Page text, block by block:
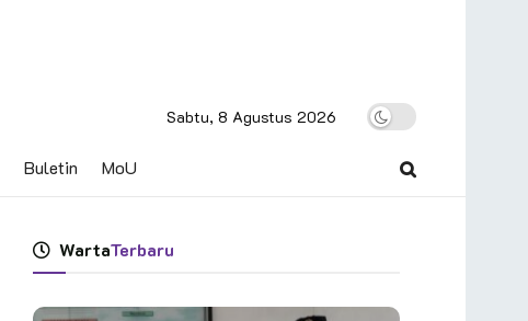
Sabtu, 8 Agustus 2026
Buletin MoU
WartaTerbaru